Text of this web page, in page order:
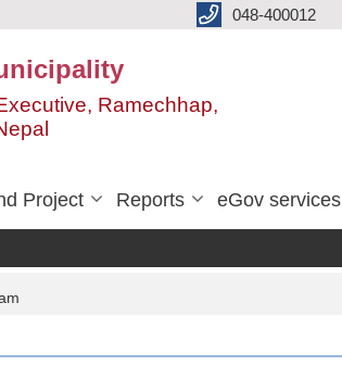
048-400012
Ramechhap,
Project Reports eGov services